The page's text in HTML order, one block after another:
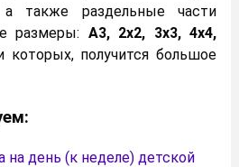
а также раздельные части
размеры: А3, 2х2, 3х3, 4х4,
которых, получится большое
на день (к неделе) детской